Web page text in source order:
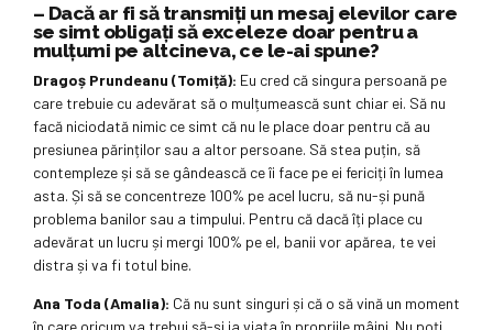
– Dacă ar fi să transmiți un mesaj elevilor care
se simt obligați să exceleze doar pentru a
mulțumi pe altcineva, ce le-ai spune?
Dragoș Prundeanu (Tomiță): Eu cred că singura persoană pe
care trebuie cu adevărat să o mulțumească sunt chiar ei. Să nu
facă niciodată nimic ce simt că nu le place doar pentru că au
presiunea părinților sau a altor persoane. Să stea puțin, să
contempleze și să se gândească ce îi face pe ei fericiți în lumea
asta. Și să se concentreze 100% pe acel lucru, să nu-și pună
problema banilor sau a timpului. Pentru că dacă îți place cu
adevărat un lucru și mergi 100% pe el, banii vor apărea, te vei
distra și va fi totul bine.
Ana Toda (Amalia): Că nu sunt singuri și că o să vină un moment
în care oricum va trebui să-și ia viața în propriile mâini. Nu poți